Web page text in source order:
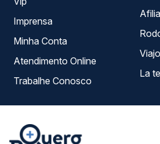
Imprensa
Minha Conta
Atendimento Online
Trabalhe Conosco